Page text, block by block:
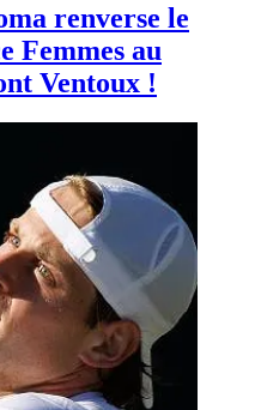
renverse le
Femmes au
Ventoux !